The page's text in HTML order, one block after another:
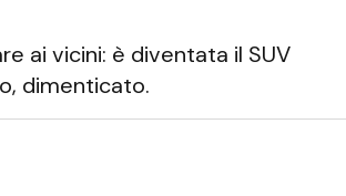
ai vicini: è diventata il SUV
dimenticato.